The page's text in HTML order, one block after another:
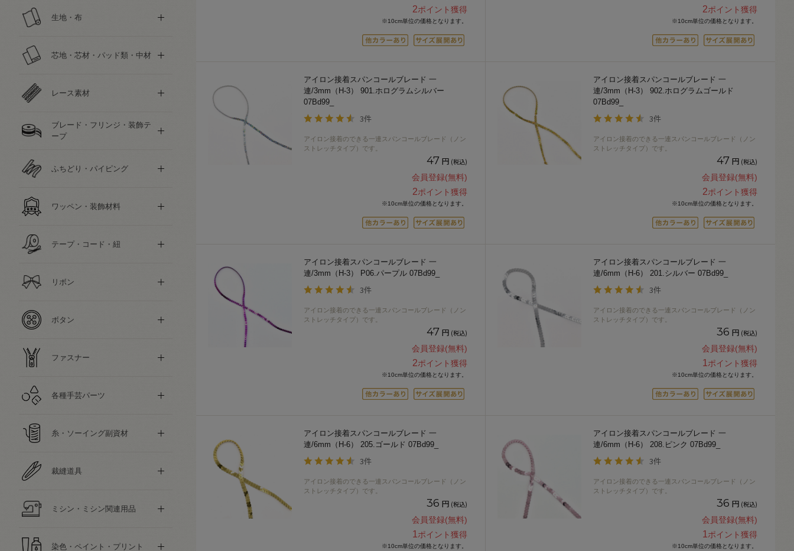
生地・布
芯地・芯材・パッド類・中材
レース素材
ブレード・フリンジ・装飾テ
ープ
ふちどり・パイピング
ワッペン・装飾材料
テープ・コード・紐
リボン
ボタン
ファスナー
各種手芸パーツ
糸・ソーイング副資材
裁縫道具
ミシン・ミシン関連用品
染色・ペイント・プリント
2ポイント獲得
※10cm単位の価格となります。
2ポイント獲得
※10cm単位の価格となります。
アイロン接着スパンコールブレード 一
連/3mm（H-3） 901.ホログラムシルバー
07Bd99_
3件
アイロン接着のできる一連スパンコールブレード（ノン
ストレッチタイプ）です。
47 円 (税込)
会員登録(無料)
2ポイント獲得
※10cm単位の価格となります。
アイロン接着スパンコールブレード 一
連/3mm（H-3） 902.ホログラムゴールド
07Bd99_
3件
アイロン接着のできる一連スパンコールブレード（ノン
ストレッチタイプ）です。
47 円 (税込)
会員登録(無料)
2ポイント獲得
※10cm単位の価格となります。
アイロン接着スパンコールブレード 一
連/3mm（H-3） P06.パープル 07Bd99_
3件
アイロン接着のできる一連スパンコールブレード（ノン
ストレッチタイプ）です。
47 円 (税込)
会員登録(無料)
2ポイント獲得
※10cm単位の価格となります。
アイロン接着スパンコールブレード 一
連/6mm（H-6） 201.シルバー 07Bd99_
3件
アイロン接着のできる一連スパンコールブレード（ノン
ストレッチタイプ）です。
36 円 (税込)
会員登録(無料)
1 ポイント獲得
※10cm単位の価格となります。
アイロン接着スパンコールブレード 一
連/6mm（H-6） 205.ゴールド 07Bd99_
3件
アイロン接着のできる一連スパンコールブレード（ノン
ストレッチタイプ）です。
36 円 (税込)
会員登録(無料)
1 ポイント獲得
※10cm単位の価格となります。
アイロン接着スパンコールブレード 一
連/6mm（H-6） 208.ピンク 07Bd99_
3件
アイロン接着のできる一連スパンコールブレード（ノン
ストレッチタイプ）です。
36 円 (税込)
会員登録(無料)
1 ポイント獲得
※10cm単位の価格となります。